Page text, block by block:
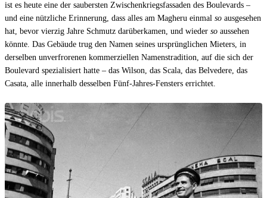
ist es heute eine der saubersten Zwischenkriegsfassaden des Boulevards –
und eine nützliche Erinnerung, dass alles am Magheru einmal so ausgesehen
hat, bevor vierzig Jahre Schmutz darüberkamen, und wieder so aussehen
könnte. Das Gebäude trug den Namen seines ursprünglichen Mieters, in
derselben unverfrorenen kommerziellen Namenstradition, auf die sich der
Boulevard spezialisiert hatte – das Wilson, das Scala, das Belvedere, das
Casata, alle innerhalb desselben Fünf-Jahres-Fensters errichtet.